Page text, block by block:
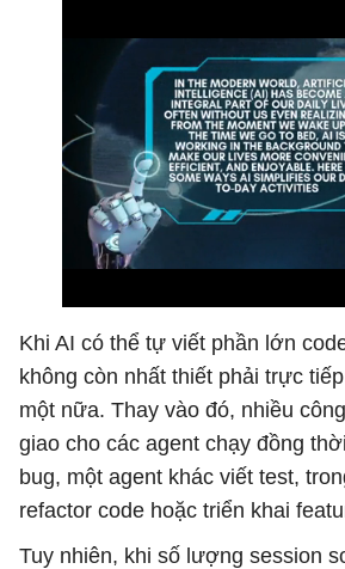
Khi AI có thể tự viết phần lớn
không còn nhất thiết phải trực
một nữa. Thay vào đó, nhiều
giao cho các agent chạy đồng
bug, một agent khác viết test,
refactor code hoặc triển khai
Tuy nhiên, khi số lượng session